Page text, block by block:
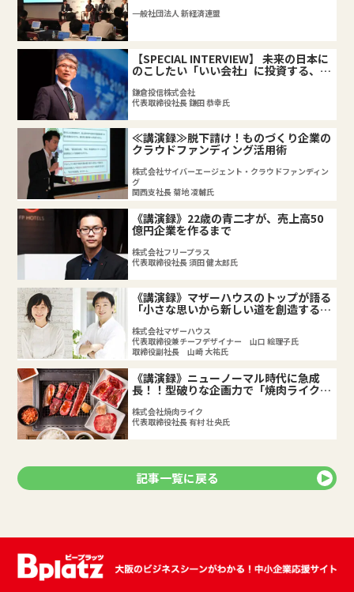
一般社団法人 新経済連盟
【SPECIAL INTERVIEW】 未来の日本に
のこしたい「いい会社」に投資する、新
鎌倉投信株式会社
代表取締役社長 鎌田 恭幸氏
≪講演録≫脱下請け！ものづくり企業の
クラウドファンディング活用術
株式会社サイバーエージェント・クラウドファンディン
グ
関西支社長 菊地 凌輔氏
《講演録》22歳の青二才が、売上高50
億円企業を作るまで
株式会社フリープラス
代表取締役社長 須田 健太郎氏
《講演録》マザーハウスのトップが語る
「小さな思いから新しい道を創造する情
株式会社マザーハウス
代表取締役兼チーフデザイナー 山口 絵理子氏
取締役副社長 山崎 大祐氏
《講演録》ニューノーマル時代に急成
長！！型破りな企画力で「焼肉ライク」
で1人焼肉ブームを巻き起こす
株式会社焼肉ライク
代表取締役社長 有村 壮央氏
記事一覧に戻る